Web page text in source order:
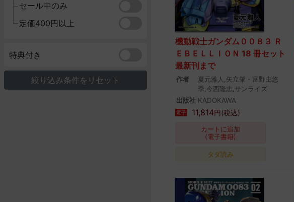
セール中のみ
定価400円以上
特典付き
絞り込み条件をリセット
機動戦士ガンダム００８３ Ｒ
ＥＢＥＬＬＩＯＮ 18 冊セット
最新刊まで
作者
夏元雅人,矢立肇・富野由悠
季,今西隆志,サンライズ
出版社 KADOKAWA
電子 11,814円(税込)
カートに追加
(電子書籍)
タダ読み